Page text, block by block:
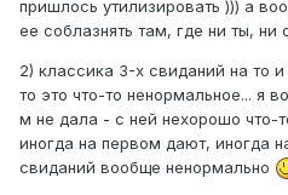
пришлось утилизировать ))) а
ее соблазнять там, где ни ты, ни
2) классика 3-х свиданий на то
то это что-то ненормальное... я
м не дала - с ней нехорошо что-
иногда на первом дают, иногда
свиданий вообще ненормально